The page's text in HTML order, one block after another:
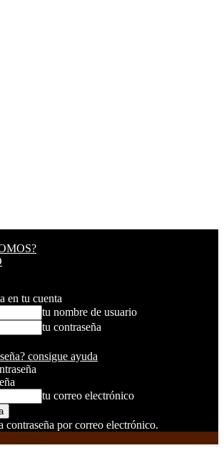
en tu cuenta
tu nombre de usuario
tu contraseña
consigue ayuda
tu correo electrónico
contraseña por correo electrónico.